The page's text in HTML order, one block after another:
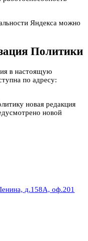
Яндекса можно
Политики
в настоящую
по адресу:
новая редакция
новой
д.158А, оф.201